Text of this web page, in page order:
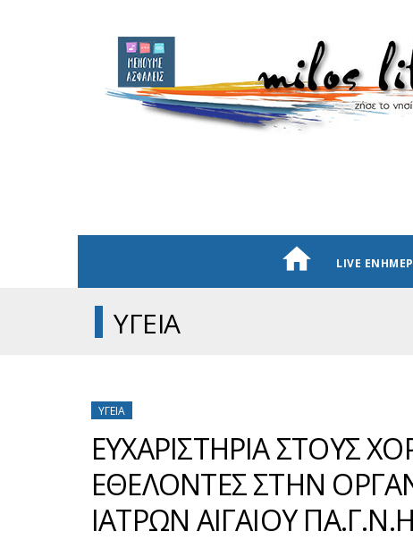
LIVE
ΥΓΕΙΑ
ΥΓΕΊΑ
ΕΥΧΑΡΙΣΤΗΡΙΑ ΣΤΟΥΣ
ΕΘΕΛΟΝΤΕΣ ΣΤΗΝ
ΙΑΤΡΩΝ ΑΙΓΑΙΟΥ